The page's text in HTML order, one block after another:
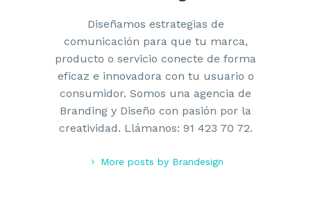
Diseñamos estrategias de
comunicación para que tu marca,
producto o servicio conecte de forma
eficaz e innovadora con tu usuario o
consumidor. Somos una agencia de
Branding y Diseño con pasión por la
creatividad. Llámanos: 91 423 70 72.
More posts by Brandesign